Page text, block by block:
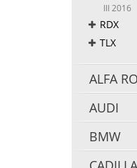
III 2016
RDX
TLX
ALFA
AUDI
BMW